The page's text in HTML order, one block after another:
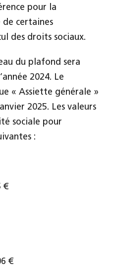
pour la
certaines
des droits sociaux.
du plafond sera
2024. Le
« Assiette générale »
2025. Les valeurs
sociale pour
:
€
€